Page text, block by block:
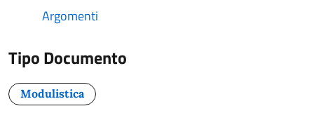
Argomenti
Tipo Documento
Modulistica